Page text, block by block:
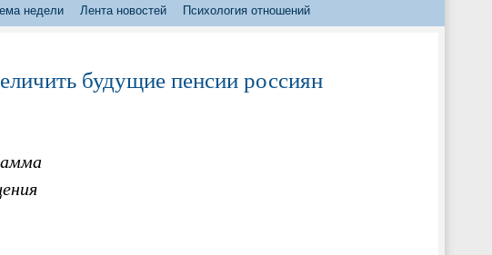
недели Лента новостей Психология отношений
будущие пенсии россиян